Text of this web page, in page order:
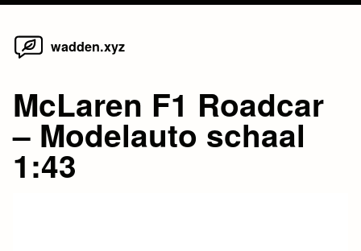
Skip
wadden.xyz
McLaren F1 Roadcar
– Modelauto schaal
1:43